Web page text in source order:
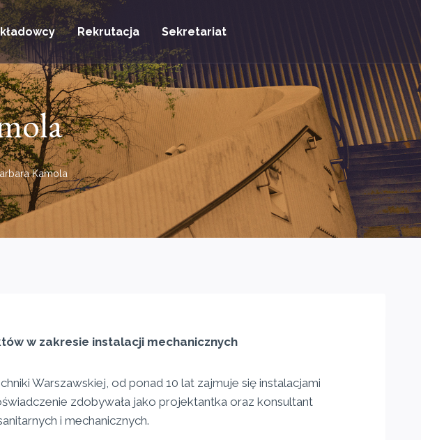
Rekrutacja Sekretariat
Kamola
w zakresie instalacji mechanicznych
Warszawskiej, od ponad 10 lat zajmuje się instalacjami
zdobywała jako projektantka oraz konsultant
i mechanicznych.